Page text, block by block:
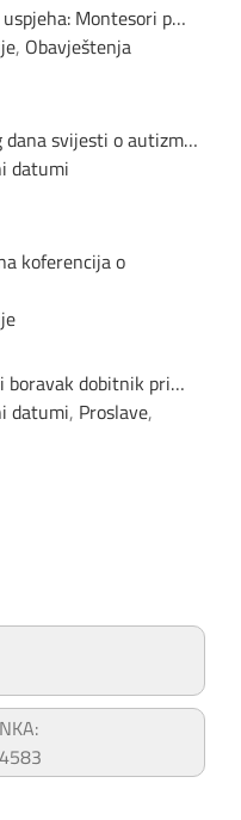
Montesori p…
, Obavještenja
dana svijesti o autizm…
datumi
koferencija o
boravak dobitnik pri…
datumi, Proslave,